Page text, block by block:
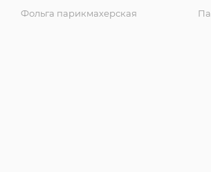
Фольга парикмахерская